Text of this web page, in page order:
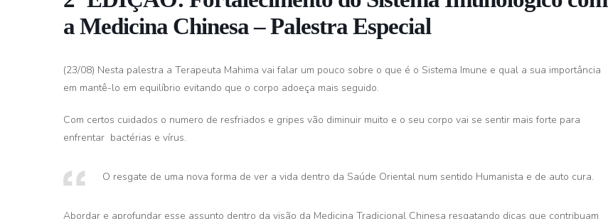
a Medicina Chinesa – Palestra Especial
(23/08) Nesta palestra a Terapeuta Mahima vai falar um pouco sobre o que é o Sistema Imune e qual a sua importância
em mantê-lo em equilíbrio evitando que o corpo adoeça mais seguido.
Com certos cuidados o numero de resfriados e gripes vão diminuir muito e o seu corpo vai se sentir mais forte para
enfrentar bactérias e vírus.
O resgate de uma nova forma de ver a vida dentro da Saúde Oriental num sentido Humanista e de auto cura.
Abordar e aprofundar esse assunto dentro da visão da Medicina Tradicional Chinesa resgatando dicas que contribuam